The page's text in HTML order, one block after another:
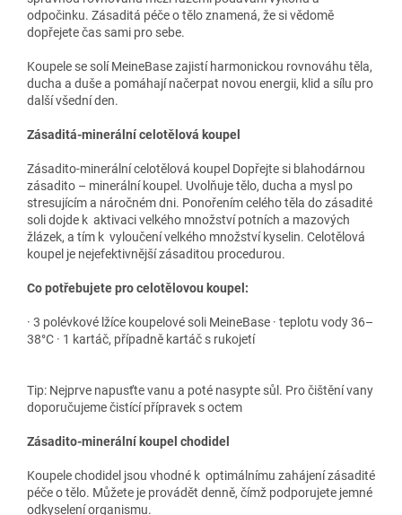
odpočinku. Zásaditá péče o tělo znamená, že si vědomě
dopřejete čas sami pro sebe.
Koupele se solí MeineBase zajistí harmonickou rovnováhu těla,
ducha a duše a pomáhají načerpat novou energii, klid a sílu pro
další všední den.
Zásaditá-minerální celotělová koupel
Zásadito-minerální celotělová koupel Dopřejte si blahodárnou
zásadito – minerální koupel. Uvolňuje tělo, ducha a mysl po
stresujícím a náročném dni. Ponořením celého těla do zásadité
soli dojde k aktivaci velkého množství potních a mazových
žlázek, a tím k vyloučení velkého množství kyselin. Celotělová
koupel je nejefektivnější zásaditou procedurou.
Co potřebujete pro celotělovou koupel:
· 3 polévkové lžíce koupelové soli MeineBase · teplotu vody 36–
38°C · 1 kartáč, případně kartáč s rukojetí
Tip: Nejprve napusťte vanu a poté nasypte sůl. Pro čištění vany
doporučujeme čistící přípravek s octem
Zásadito-minerální koupel chodidel
Koupele chodidel jsou vhodné k optimálnímu zahájení zásadité
péče o tělo. Můžete je provádět denně, čímž podporujete jemné
odkyselení organismu.